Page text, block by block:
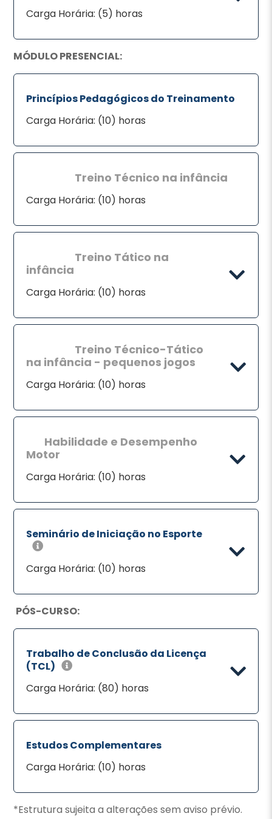
Carga Horária: (5) horas
MÓDULO PRESENCIAL:
Princípios Pedagógicos do Treinamento
Carga Horária: (10) horas
Treino Técnico na infância
Carga Horária: (10) horas
Treino Tático na
infância
Carga Horária: (10) horas
Treino Técnico-Tático
na infância - pequenos jogos
Carga Horária: (10) horas
Habilidade e Desempenho
Motor
Carga Horária: (10) horas
Seminário de Iniciação no Esporte
Carga Horária: (10) horas
PÓS-CURSO:
Trabalho de Conclusão da Licença
(TCL)
Carga Horária: (80) horas
Estudos Complementares
Carga Horária: (10) horas
*Estrutura sujeita a alterações sem aviso prévio.